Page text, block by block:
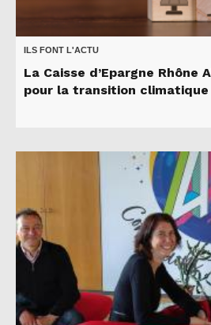
ILS FONT L'ACTU
La Caisse d’Epargne Rhône
pour la transition climatique